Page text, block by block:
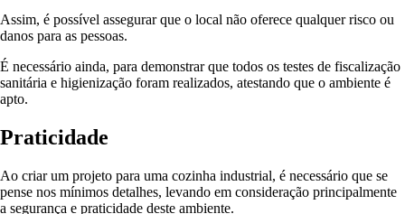
Assim, é possível assegurar que o local não oferece qualquer risco ou
danos para as pessoas.
É necessário ainda, para demonstrar que todos os testes de fiscalização
sanitária e higienização foram realizados, atestando que o ambiente é
apto.
Praticidade
Ao criar um projeto para uma cozinha industrial, é necessário que se
pense nos mínimos detalhes, levando em consideração principalmente
a segurança e praticidade deste ambiente.